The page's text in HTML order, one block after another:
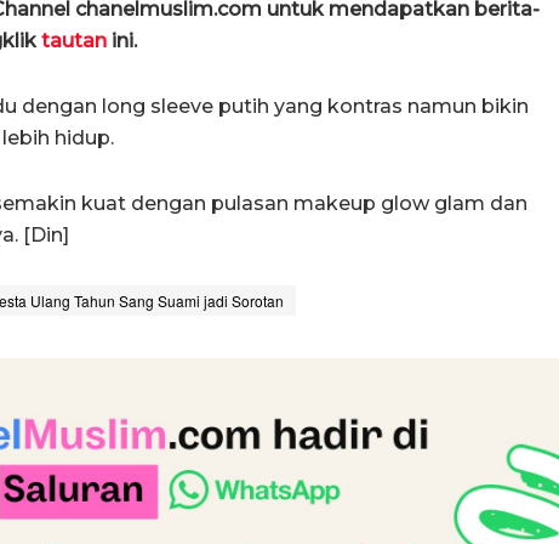
chanelmuslim.com untuk mendapatkan berita-
tautan ini.
dengan long sleeve putih yang kontras namun bikin
hidup.
kuat dengan pulasan makeup glow glam dan
[Din]
Ulang Tahun Sang Suami jadi Sorotan